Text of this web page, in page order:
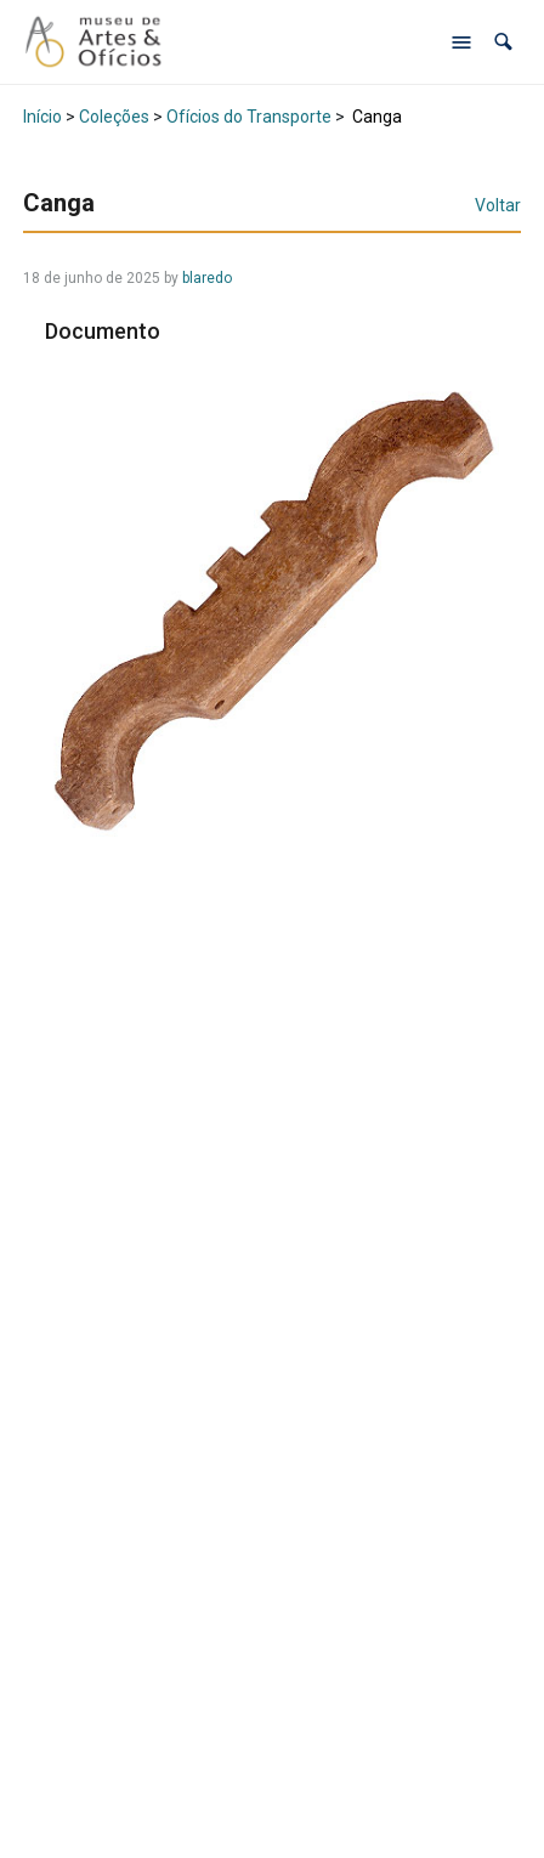
Início > Coleções > Ofícios do Transporte > Canga
Canga Voltar
18 de junho de 2025 by blaredo
Documento